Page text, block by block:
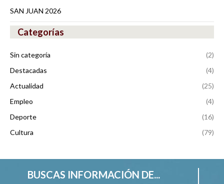
SAN JUAN 2026
Categorías
Sin categoría
(2)
Destacadas
(4)
Actualidad
(25)
Empleo
(4)
Deporte
(16)
Cultura
(79)
BUSCAS INFORMACIÓN DE...